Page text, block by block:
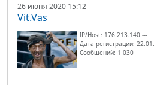
26 июня 2020 15:12
Vit.Vas
IP/Host: 176.213.140.---
Дата регистрации:
Сообщений: 1 030